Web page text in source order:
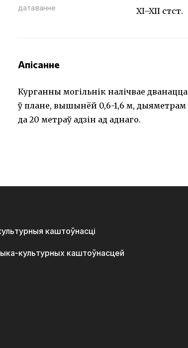
датаванне XI–XII стст.
Апісанне
Курганны могільнік налічвае
ў плане, вышынёй 0,6-1,6 м,
да 20 метраў адзін ад аднаго.
каштоўнасці
культурных каштоўнасцей